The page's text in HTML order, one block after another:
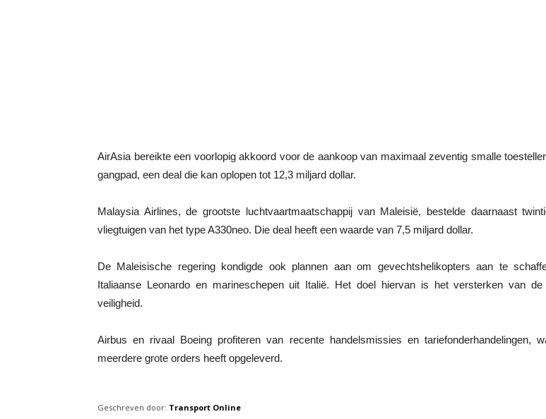
AirAsia bereikte een voorlopig akkoord voor de aankoop van maximaal zeventig smalle
gangpad, een deal die kan oplopen tot 12,3 miljard dollar.
Malaysia Airlines, de grootste luchtvaartmaatschappij van Maleisië, bestelde daarnaast
vliegtuigen van het type A330neo. Die deal heeft een waarde van 7,5 miljard dollar.
De Maleisische regering kondigde ook plannen aan om gevechtshelikopters aan te
Italiaanse Leonardo en marineschepen uit Italië. Het doel hiervan is het versterken van de
veiligheid.
Airbus en rivaal Boeing profiteren van recente handelsmissies en tariefonderhandelingen,
meerdere grote orders heeft opgeleverd.
Geschreven door: Transport Online